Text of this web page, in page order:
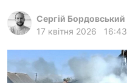
Сергій Бордовський
17 квітня 2026
16:43